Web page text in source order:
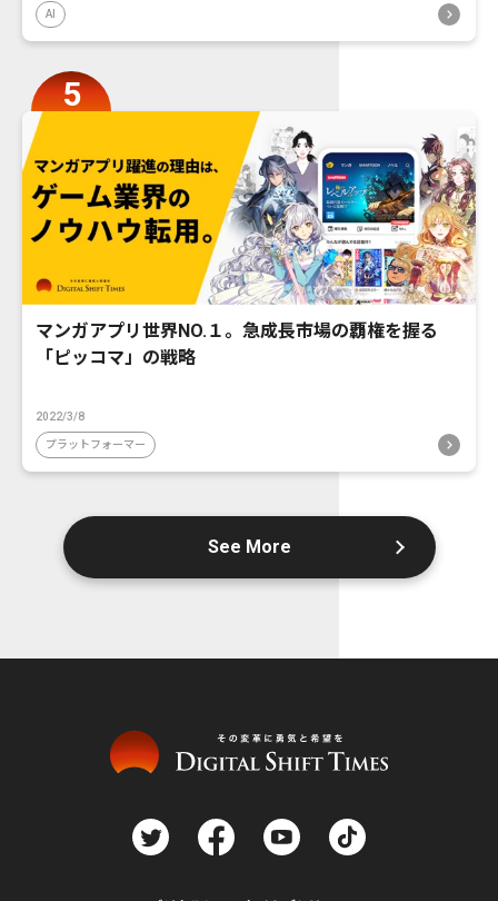
AI
マンガアプリ世界NO.１。急成長市場の覇権を握る
「ピッコマ」の戦略
2022/3/8
プラットフォーマー
See More